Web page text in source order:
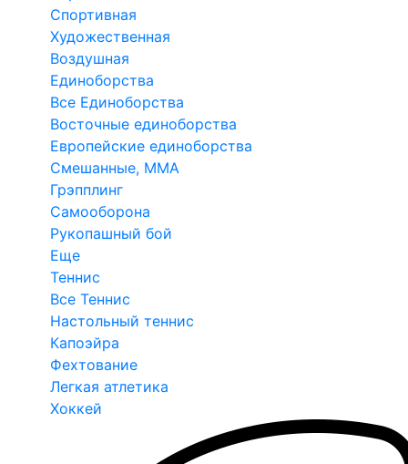
Спортивная
Художественная
Воздушная
Единоборства
Все Единоборства
Восточные единоборства
Европейские единоборства
Смешанные, ММА
Грэпплинг
Самооборона
Рукопашный бой
Еще
Теннис
Все Теннис
Настольный теннис
Капоэйра
Фехтование
Легкая атлетика
Хоккей